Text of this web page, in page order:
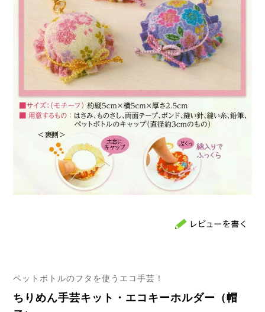
ペットボトルのフタを使うエコ手芸！
ちりめん手芸キット・エコキーホルダー（帽